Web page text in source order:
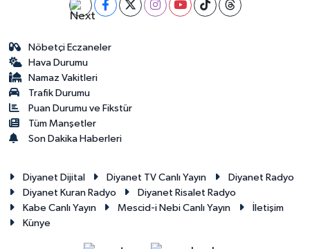
Nöbetçi Eczaneler
Hava Durumu
Namaz Vakitleri
Trafik Durumu
Puan Durumu ve Fikstür
Tüm Manşetler
Son Dakika Haberleri
Diyanet Dijital Diyanet TV Canlı Yayın
Diyanet Radyo
Diyanet Kuran Radyo
Diyanet Risalet Radyo
Kabe Canlı Yayın
Mescid-i Nebi Canlı Yayın
İletişim
Künye